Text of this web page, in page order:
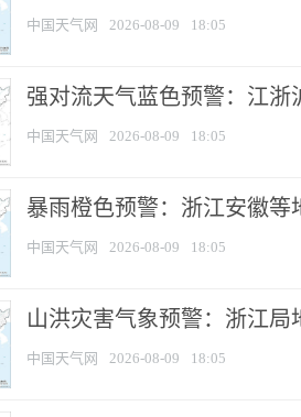
中国天气网 2026-08-09 18:05
强对流天气蓝色预警：江浙
中国天气网 2026-08-09 18:05
暴雨橙色预警：浙江安徽等
中国天气网 2026-08-09 18:05
山洪灾害气象预警：浙江
中国天气网 2026-08-09 18:05